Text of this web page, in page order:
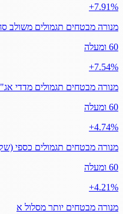
‎+7.91%
מנורה מבטחים תגמולים משולב
60 ומעלה
‎+7.54%
מנורה מבטחים תגמולים מדדי
60 ומעלה
‎+4.74%
מנורה מבטחים תגמולים כספי
60 ומעלה
‎+4.21%
מנורה מבטחים יותר מסלול א